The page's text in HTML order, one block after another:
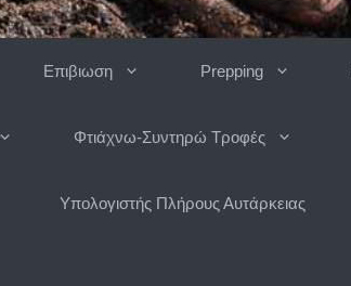
Επιβιωση Prepping
Φτιάχνω-Συντηρώ Τροφές
Υπολογιστής Πλήρους Αυτάρκειας